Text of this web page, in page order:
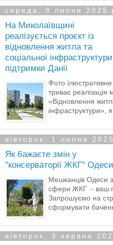
середа, 9 липня 2025
На Миколаївщині
реалізується проєкт із
відновлення житла та
соціальної
підтримки Данії
Фото
триває реалізація
«Відновлення
інфраструктури»,
вівторок, 1 липня
Як бажаєте змін у
"консерваторії ЖКГ" Одеси
Мешканців Одеси
сфери ЖКГ - ваш
Запрошуємо на
сформувати
вівторок, 3 червня